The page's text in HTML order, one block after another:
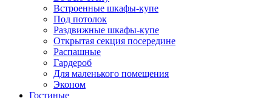
Встроенные шкафы-купе
Под потолок
Раздвижные шкафы-купе
Открытая секция посередине
Распашные
Гардероб
Для маленького помещения
Эконом
Гостиные